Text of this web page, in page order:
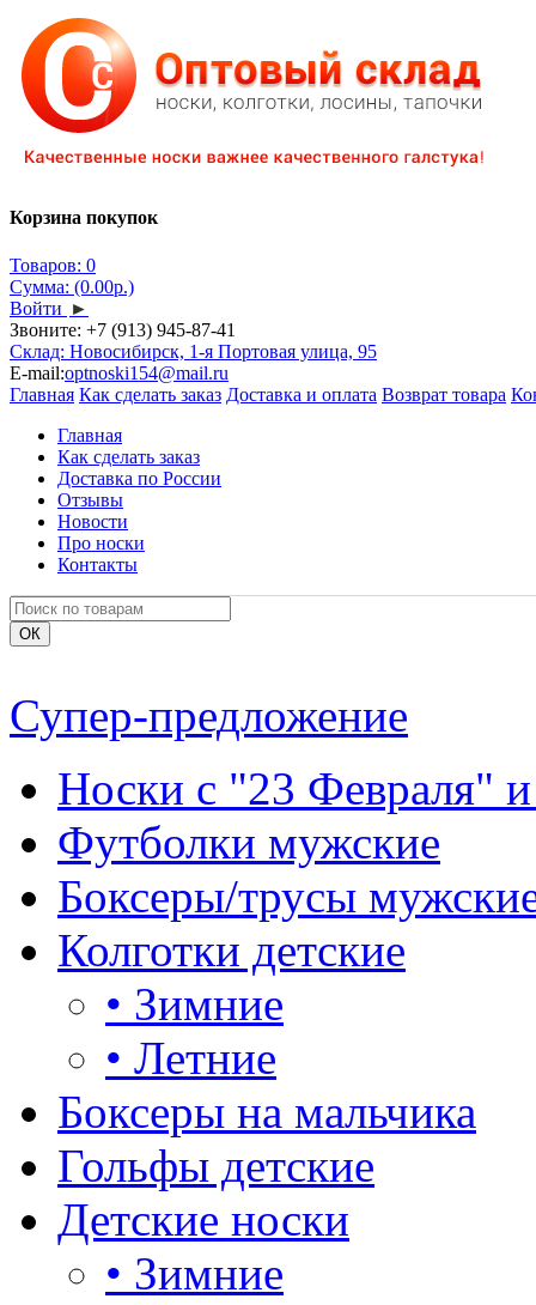
Корзина покупок
Товаров: 0
Сумма: (0.00р.)
Войти ►
Звоните: +7 (913) 945-87-41
Склад: Новосибирск, 1-я Портовая улица, 95
E-mail:optnoski154@mail.ru
Главная Как сделать заказ Доставка и оплата Возврат товара
Главная
Как сделать заказ
Доставка по России
Отзывы
Новости
Про носки
Контакты
Супер-предложение
Носки с "23 Февраля"
Футболки мужские
Боксеры/трусы
Колготки детские
• Зимние
• Летние
Боксеры на мальчика
Гольфы детские
Детские носки
• Зимние